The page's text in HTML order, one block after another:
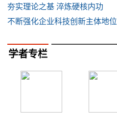
夯实理论之基 淬炼硬核内功
不断强化企业科技创新主体地位
学者专栏